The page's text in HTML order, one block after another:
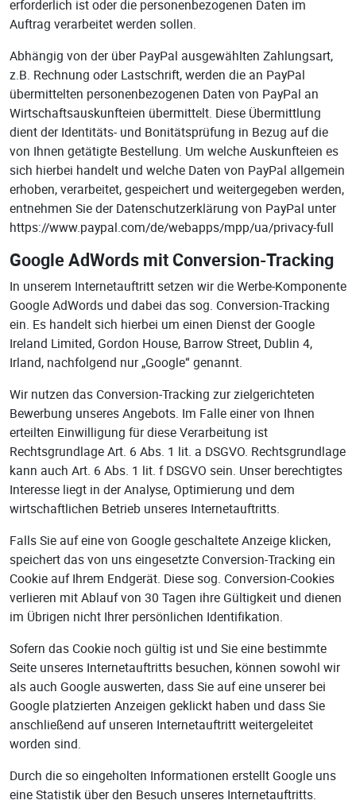
erforderlich ist oder die personenbezogenen Daten im
Auftrag verarbeitet werden sollen.
Abhängig von der über PayPal ausgewählten Zahlungsart,
z.B. Rechnung oder Lastschrift, werden die an PayPal
übermittelten personenbezogenen Daten von PayPal an
Wirtschaftsauskunfteien übermittelt. Diese Übermittlung
dient der Identitäts- und Bonitätsprüfung in Bezug auf die
von Ihnen getätigte Bestellung. Um welche Auskunfteien es
sich hierbei handelt und welche Daten von PayPal allgemein
erhoben, verarbeitet, gespeichert und weitergegeben werden,
entnehmen Sie der Datenschutzerklärung von PayPal unter
https://www.paypal.com/de/webapps/mpp/ua/privacy-full
Google AdWords mit Conversion-Tracking
In unserem Internetauftritt setzen wir die Werbe-Komponente
Google AdWords und dabei das sog. Conversion-Tracking
ein. Es handelt sich hierbei um einen Dienst der Google
Ireland Limited, Gordon House, Barrow Street, Dublin 4,
Irland, nachfolgend nur „Google“ genannt.
Wir nutzen das Conversion-Tracking zur zielgerichteten
Bewerbung unseres Angebots. Im Falle einer von Ihnen
erteilten Einwilligung für diese Verarbeitung ist
Rechtsgrundlage Art. 6 Abs. 1 lit. a DSGVO. Rechtsgrundlage
kann auch Art. 6 Abs. 1 lit. f DSGVO sein. Unser berechtigtes
Interesse liegt in der Analyse, Optimierung und dem
wirtschaftlichen Betrieb unseres Internetauftritts.
Falls Sie auf eine von Google geschaltete Anzeige klicken,
speichert das von uns eingesetzte Conversion-Tracking ein
Cookie auf Ihrem Endgerät. Diese sog. Conversion-Cookies
verlieren mit Ablauf von 30 Tagen ihre Gültigkeit und dienen
im Übrigen nicht Ihrer persönlichen Identifikation.
Sofern das Cookie noch gültig ist und Sie eine bestimmte
Seite unseres Internetauftritts besuchen, können sowohl wir
als auch Google auswerten, dass Sie auf eine unserer bei
Google platzierten Anzeigen geklickt haben und dass Sie
anschließend auf unseren Internetauftritt weitergeleitet
worden sind.
Durch die so eingeholten Informationen erstellt Google uns
eine Statistik über den Besuch unseres Internetauftritts.